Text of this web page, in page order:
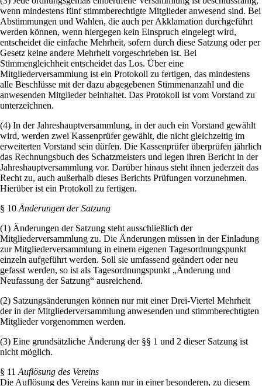
wenn mindestens fünf stimmberechtigte Mitglieder anwesend sind. Bei
Abstimmungen und Wahlen, die auch per Akklamation durchgeführt
werden können, wenn hiergegen kein Einspruch eingelegt wird,
entscheidet die einfache Mehrheit, sofern durch diese Satzung oder per
Gesetz keine andere Mehrheit vorgeschrieben ist. Bei
Stimmengleichheit entscheidet das Los. Über eine
Mitgliederversammlung ist ein Protokoll zu fertigen, das mindestens
alle Beschlüsse mit der dazu abgegebenen Stimmenanzahl und die
anwesenden Mitglieder beinhaltet. Das Protokoll ist vom Vorstand zu
unterzeichnen.
(4) In der Jahreshauptversammlung, in der auch ein Vorstand gewählt
wird, werden zwei Kassenprüfer gewählt, die nicht gleichzeitig im
erweiterten Vorstand sein dürfen. Die Kassenprüfer überprüfen jährlich
das Rechnungsbuch des Schatzmeisters und legen ihren Bericht in der
Jahreshauptversammlung vor. Darüber hinaus steht ihnen jederzeit das
Recht zu, auch außerhalb dieses Berichts Prüfungen vorzunehmen.
Hierüber ist ein Protokoll zu fertigen.
§ 10 Änderungen der Satzung
(1) Änderungen der Satzung steht ausschließlich der
Mitgliederversammlung zu. Die Änderungen müssen in der Einladung
zur Mitgliederversammlung in einem eigenen Tagesordnungspunkt
einzeln aufgeführt werden. Soll sie umfassend geändert oder neu
gefasst werden, so ist als Tagesordnungspunkt „Änderung und
Neufassung der Satzung“ ausreichend.
(2) Satzungsänderungen können nur mit einer Drei-Viertel Mehrheit
der in der Mitgliederversammlung anwesenden und stimmberechtigten
Mitglieder vorgenommen werden.
(3) Eine grundsätzliche Änderung der §§ 1 und 2 dieser Satzung ist
nicht möglich.
§ 11 Auflösung des Vereins
Die Auflösung des Vereins kann nur in einer besonderen, zu diesem